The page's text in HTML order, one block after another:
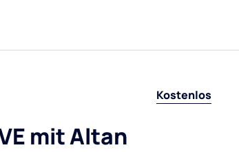
Kostenlos
mit Altan